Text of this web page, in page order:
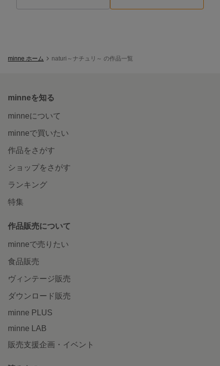
minne ホーム naturi～ナチュリ～ の作品一覧
minneを知る
minneについて
minneで買いたい
作品をさがす
ショップをさがす
ランキング
特集
作品販売について
minneで売りたい
食品販売
ヴィンテージ販売
ダウンロード販売
minne PLUS
minne LAB
販売支援企画・イベント